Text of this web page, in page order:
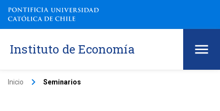
Instituto de Economía
Inicio keyboard_arrow_right Seminarios